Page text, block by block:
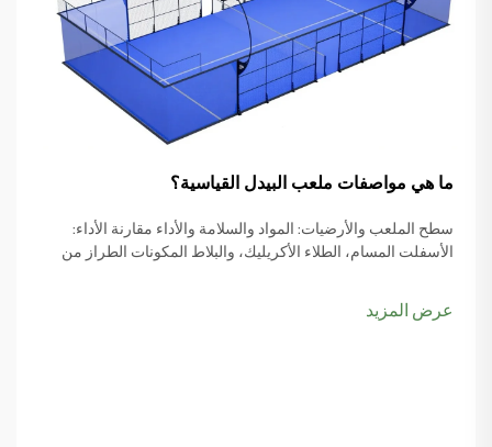
ما هي مواصفات ملعب البيدل القياسية؟
سطح الملعب والأرضيات: المواد والسلامة والأداء مقارنة الأداء:
الأسفلت المسام، الطلاء الأكريليك، والبلاط المكونات الطراز من
عرض المزيد